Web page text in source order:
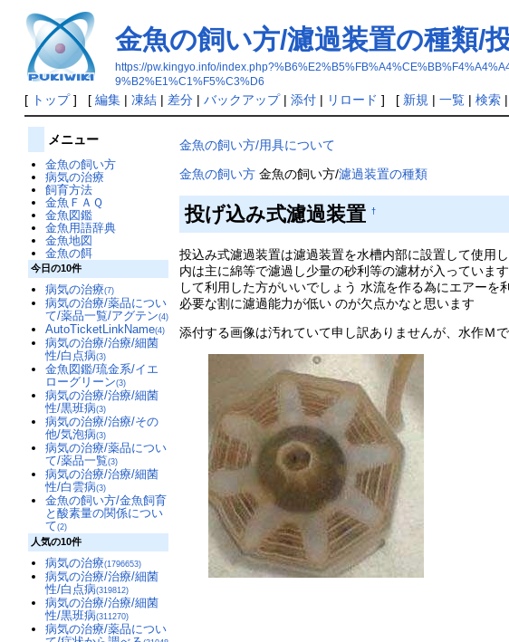
金魚の飼い方/濾過装置の種類/
https://pw.kingyo.info/
9%B2%E1%C1%F5%C3%D6
[ トップ] [ 編集| 凍結| 差分| バックアップ| 添付| リロード ] [ 新規 | 一覧| 検索|
金魚の飼い方/用具について
金魚の飼い方金魚の飼い方/濾過装置の種類
投げ込み式濾過装置†
投込み式濾過装置は濾過装置を水槽内部に設置して使用
内は主に綿等で濾過し少量の砂利等の濾材が入っていま
して利用した方がいいでしょう 水流を作る為にエアー
必要な割に濾過能力が低い のが欠点かなと思います
添付する画像は汚れていて申し訳ありませんが、水作Ｍで
メニュー
金魚の飼い方
病気の治療
飼育方法
金魚ＦＡＱ
金魚図鑑
金魚用語辞典
金魚地図
金魚の餌
今日の10件
病気の治療(7)
病気の治療/薬品につい
て/薬品一覧/アグテン(4)
AutoTicketLinkName(4)
病気の治療/治療/細菌
性/白点病(3)
金魚図鑑/琉金系/イエ
ローグリーン(3)
病気の治療/治療/細菌
性/黒班病(3)
病気の治療/治療/その
他/気泡病(3)
病気の治療/薬品につい
て/薬品一覧(3)
病気の治療/治療/細菌
性/白雲病(3)
金魚の飼い方/金魚飼育
と酸素量の関係につい
て(2)
人気の10件
病気の治療(1796653)
病気の治療/治療/細菌
性/白点病(319812)
病気の治療/治療/細菌
性/黒班病(311270)
病気の治療/薬品につい